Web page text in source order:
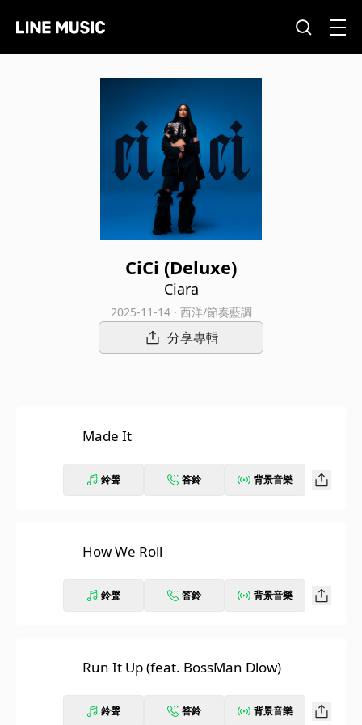
CiCi (Deluxe)
Ciara
2025-11-14 · 西洋/節奏藍調
分享專輯
Made It
鈴聲 答鈴 背景音樂
How We Roll
鈴聲 答鈴 背景音樂
Run It Up (feat. BossMan Dlow)
鈴聲 答鈴 背景音樂